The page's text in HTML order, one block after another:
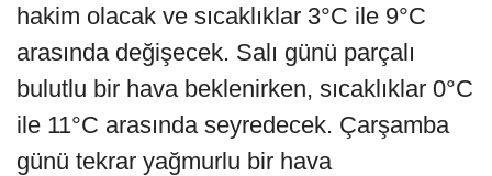
hakim olacak ve sıcaklıklar 3°C ile 9°C
arasında değişecek. Salı günü parçalı
bulutlu bir hava beklenirken, sıcaklıklar 0°C
ile 11°C arasında seyredecek. Çarşamba
günü tekrar yağmurlu bir hava